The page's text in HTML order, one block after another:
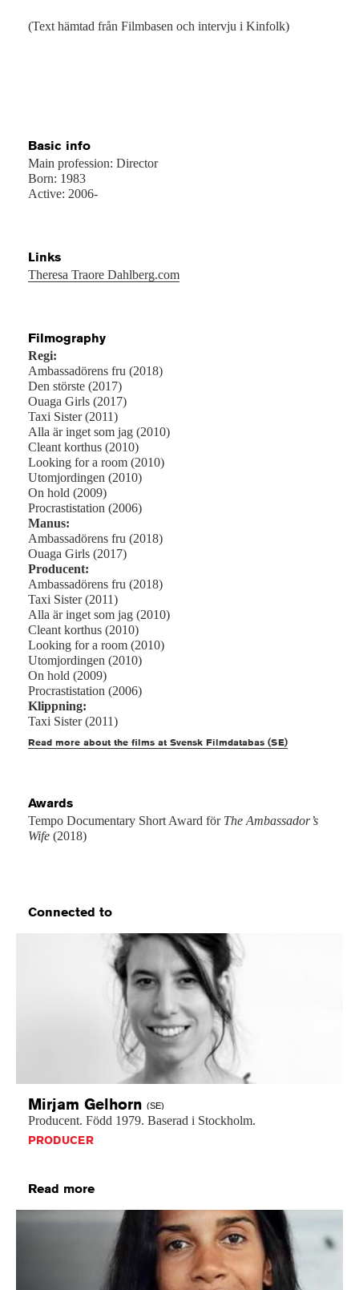
(Text hämtad från Filmbasen och intervju i Kinfolk)
Basic info
Main profession: Director
Born: 1983
Active: 2006-
Links
Theresa Traore Dahlberg.com
Filmography
Regi:
Ambassadörens fru (2018)
Den störste (2017)
Ouaga Girls (2017)
Taxi Sister (2011)
Alla är inget som jag (2010)
Cleant korthus (2010)
Looking for a room (2010)
Utomjordingen (2010)
On hold (2009)
Procrastistation (2006)
Manus:
Ambassadörens fru (2018)
Ouaga Girls (2017)
Producent:
Ambassadörens fru (2018)
Taxi Sister (2011)
Alla är inget som jag (2010)
Cleant korthus (2010)
Looking for a room (2010)
Utomjordingen (2010)
On hold (2009)
Procrastistation (2006)
Klippning:
Taxi Sister (2011)
Read more about the films at Svensk Filmdatabas (SE)
Awards
Tempo Documentary Short Award för The Ambassador’s
Wife (2018)
Connected to
Mirjam Gelhorn (SE)
Producent. Född 1979. Baserad i Stockholm.
PRODUCER
Read more